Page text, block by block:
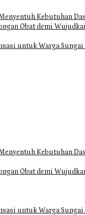
Kebutuhan
Obat demi
untuk Warga
Kebutuhan
Obat demi
untuk Warga